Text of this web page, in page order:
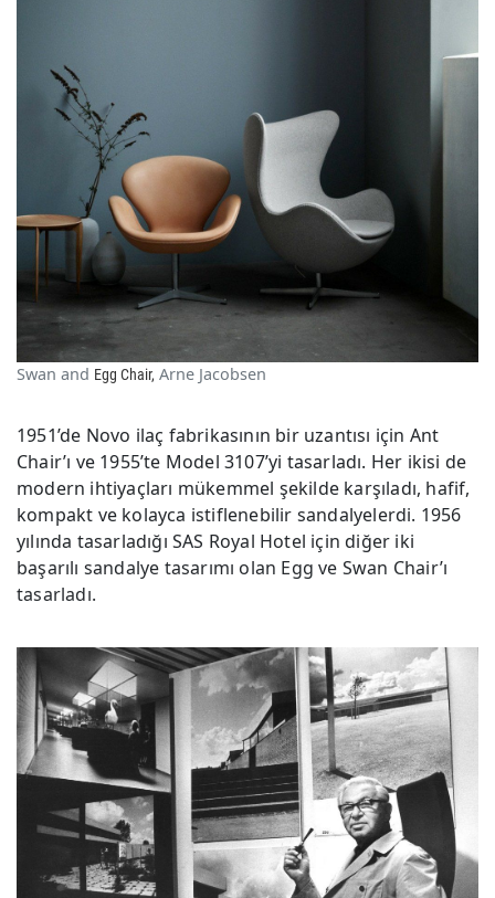
Swan and Egg Chair, Arne Jacobsen
1951’de Novo ilaç fabrikasının bir uzantısı için Ant
Chair’ı ve 1955’te Model 3107’yi tasarladı. Her ikisi de
modern ihtiyaçları mükemmel şekilde karşıladı, hafif,
kompakt ve kolayca istiflenebilir sandalyelerdi. 1956
yılında tasarladığı SAS Royal Hotel için diğer iki
başarılı sandalye tasarımı olan Egg ve Swan Chair’ı
tasarladı.